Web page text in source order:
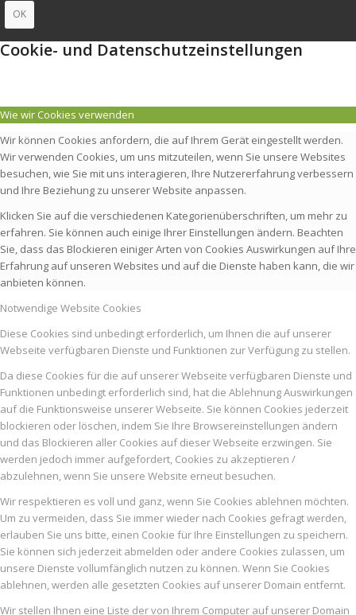
OK
Cookie- und Datenschutzeinstellungen
Wie wir Cookies verwenden
Wir können Cookies anfordern, die auf Ihrem Gerät eingestellt werden.
Wir verwenden Cookies, um uns mitzuteilen, wenn Sie unsere Websites
besuchen, wie Sie mit uns interagieren, Ihre Nutzererfahrung verbessern
und Ihre Beziehung zu unserer Website anpassen.
Klicken Sie auf die verschiedenen Kategorienüberschriften, um mehr zu
erfahren. Sie können auch einige Ihrer Einstellungen ändern. Beachten
Sie, dass das Blockieren einiger Arten von Cookies Auswirkungen auf Ihre
Erfahrung auf unseren Websites und auf die Dienste haben kann, die wir
anbieten können.
Notwendige Website Cookies
Diese Cookies sind unbedingt erforderlich, um Ihnen die auf unserer
Webseite verfügbaren Dienste und Funktionen zur Verfügung zu stellen.
Da diese Cookies für die auf unserer Webseite verfügbaren Dienste und
Funktionen unbedingt erforderlich sind, hat die Ablehnung Auswirkungen
auf die Funktionsweise unserer Webseite. Sie können Cookies jederzeit
blockieren oder löschen, indem Sie Ihre Browsereinstellungen ändern
und das Blockieren aller Cookies auf dieser Webseite erzwingen. Sie
werden jedoch immer aufgefordert, Cookies zu akzeptieren /
abzulehnen, wenn Sie unsere Website erneut besuchen.
Wir respektieren es voll und ganz, wenn Sie Cookies ablehnen möchten.
Um zu vermeiden, dass Sie immer wieder nach Cookies gefragt werden,
erlauben Sie uns bitte, einen Cookie für Ihre Einstellungen zu speichern.
Sie können sich jederzeit abmelden oder andere Cookies zulassen, um
unsere Dienste vollumfänglich nutzen zu können. Wenn Sie Cookies
ablehnen, werden alle gesetzten Cookies auf unserer Domain entfernt.
Wir stellen Ihnen eine Liste der von Ihrem Computer auf unserer Domain